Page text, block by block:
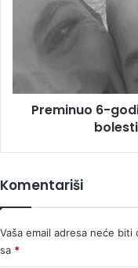
20.000
Handžić:
se
liječioPreminuo 6-
Komentariši
Vaša email adresa neće biti
sa *